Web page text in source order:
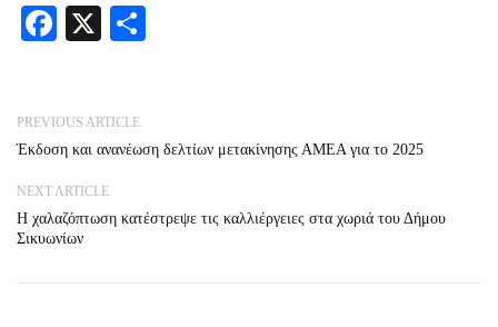
Facebook
X
PREVIOUS ARTICLE
Έκδοση και ανανέωση δελτίων μετακίνησης ΑΜΕΑ για το 2025
NEXT ARTICLE
Η χαλαζόπτωση κατέστρεψε τις καλλιέργειες στα χωριά του Δήμου
Σικυωνίων